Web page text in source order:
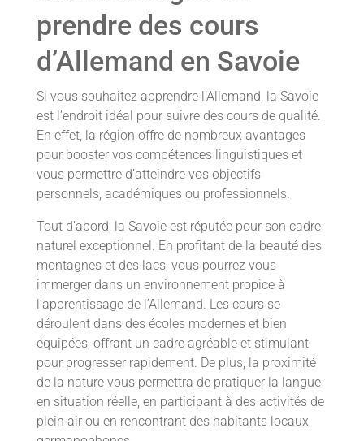
prendre des cours
d’Allemand en Savoie
Si vous souhaitez apprendre l’Allemand, la Savoie
est l’endroit idéal pour suivre des cours de qualité.
En effet, la région offre de nombreux avantages
pour booster vos compétences linguistiques et
vous permettre d’atteindre vos objectifs
personnels, académiques ou professionnels.
Tout d’abord, la Savoie est réputée pour son cadre
naturel exceptionnel. En profitant de la beauté des
montagnes et des lacs, vous pourrez vous
immerger dans un environnement propice à
l’apprentissage de l’Allemand. Les cours se
déroulent dans des écoles modernes et bien
équipées, offrant un cadre agréable et stimulant
pour progresser rapidement. De plus, la proximité
de la nature vous permettra de pratiquer la langue
en situation réelle, en participant à des activités de
plein air ou en rencontrant des habitants locaux